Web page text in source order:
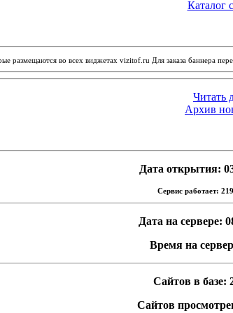
Каталог
размещаются во всех виджетах vizitof.ru Для заказа баннера
Читать
Архив
Дата открытия:
Сервис работает:
Дата на сервере:
Время на
Сайтов в базе:
Сайтов